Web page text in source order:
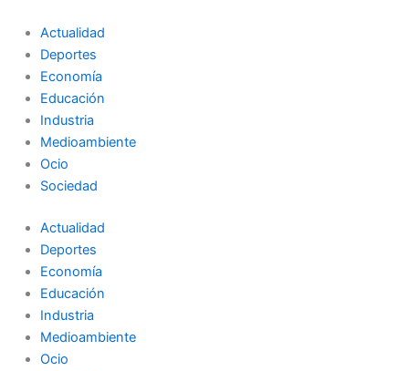
contenido
Actualidad
Deportes
Economía
Educación
Industria
Medioambiente
Ocio
Sociedad
Actualidad
Deportes
Economía
Educación
Industria
Medioambiente
Ocio